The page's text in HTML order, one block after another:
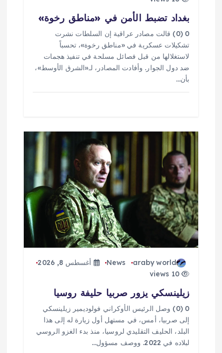
بغداد تضبط الأمن في «مناطق رخوة»
0 (0) قالت مصادر عراقية إن السلطات نشرت
تشكيلات عسكرية في «مناطق رخوة»، تحسباً
لاستغلالها من قبل فصائل مسلحة في تنفيذ هجمات
ضد دول الجوار. وأفادت المصادر، لـ«الشرق الأوسط»،
بأن…
araby world
News
أغسطس 8, 2026
10 views
زيلينسكي يزور صربيا حليفة روسيا
0 (0) وصل الرئيس الأوكراني فولوديمير زيلينسكي
إلى صربيا، أمس، في مستهل أول زيارة له إلى هذا
البلد، الحليف التقليدي لروسيا، منذ بدء الغزو الروسي
لبلاده في 2022. ووصف مسؤول…